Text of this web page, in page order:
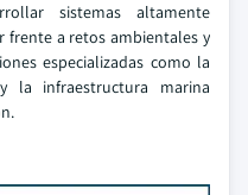
sistemas altamente
frente a retos ambientales y
especializadas como la
la infraestructura marina